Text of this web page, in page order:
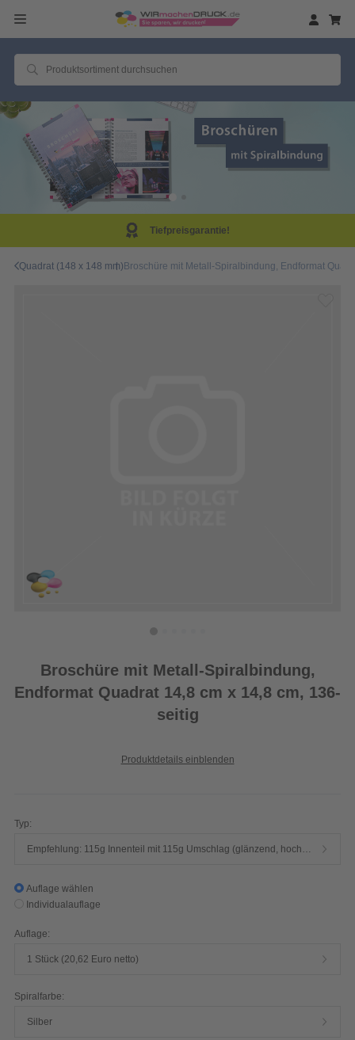
Quadrat (148 x 148 mm)Broschüre mit Metall-Spiralbindung, Endformat
Broschüre mit Metall-Spiralbindung,
Endformat Quadrat 14,8 cm x 14,8 cm, 136-
seitig
Produktdetails einblenden
Typ:
Auflage wählen
Individualauflage
Auflage:
1 Stück (20,62 Euro netto)
Spiralfarbe:
Silber